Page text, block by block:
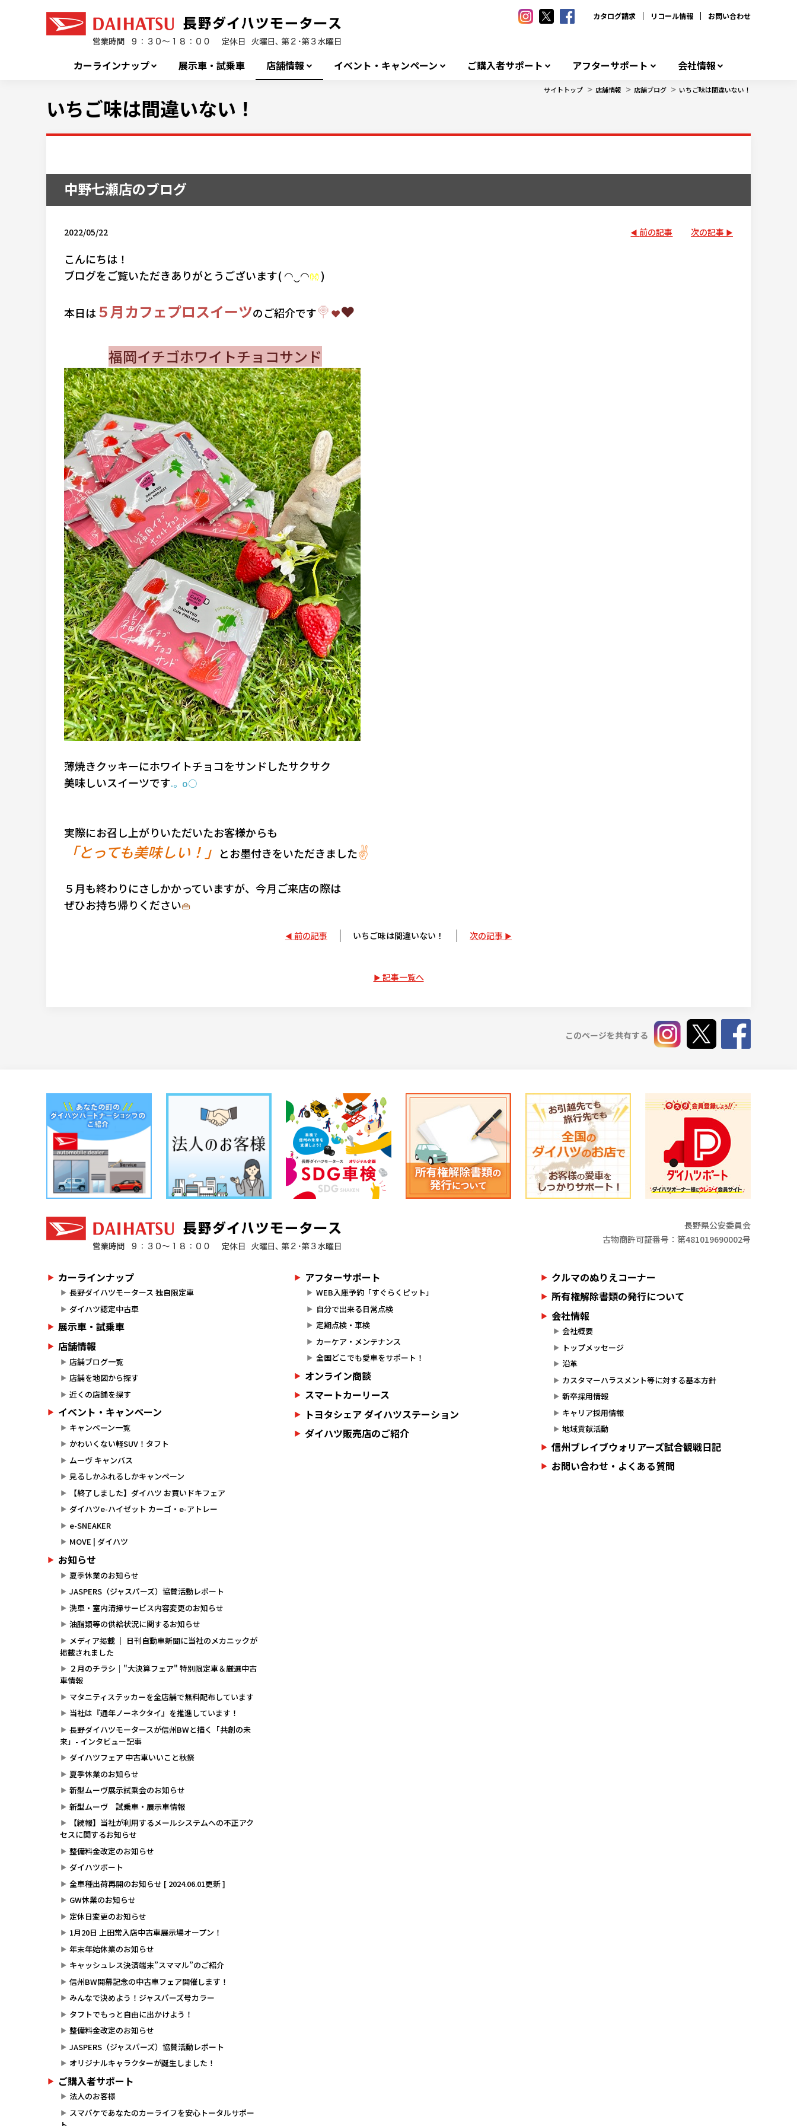
カタログ請求 リコール情報 お問い合わせ
カーラインナップ 展示車・試乗車 店舗情報 イベント・キャンペーン ご購入者サポート アフターサポート 会社情報
サイトトップ > 店舗情報 > 店舗ブログ > いちご味は間違いない！
いちご味は間違いない！
中野七瀬店のブログ
2022/05/22 前の記事 次の記事
こんにちは！
ブログをご覧いただきありがとうございます( ◠‿◠👐 )
本日は５月カフェプロスイーツのご紹介です🍭 ❤❤
福岡イチゴホワイトチョコサンド
薄焼きクッキーにホワイトチョコをサンドしたサクサク
美味しいスイーツです.。o○
実際にお召し上がりいただいたお客様からも
「とっても美味しい！」 とお墨付きをいただきました✌
５月も終わりにさしかかっていますが、今月ご来店の際は
ぜひお持ち帰りください👜
前の記事 いちご味は間違いない！ 次の記事
記事一覧へ
このページを共有する
長野県公安委員会
古物商許可証番号：第481019690002号
カーラインナップ
長野ダイハツモータース 独自限定車
ダイハツ認定中古車
展示車・試乗車
店舗情報
店舗ブログ一覧
店舗を地図から探す
近くの店舗を探す
イベント・キャンペーン
キャンペーン一覧
かわいくない軽SUV！タフト
ムーヴ キャンバス
見るしかふれるしかキャンペーン
【終了しました】ダイハツ お買いドキフェア
ダイハツe-ハイゼット カーゴ・e-アトレー
e-SNEAKER
MOVE | ダイハツ
お知らせ
夏季休業のお知らせ
JASPERS（ジャスパーズ）協賛活動レポート
洗車・室内清掃サービス内容変更のお知らせ
油脂類等の供給状況に関するお知らせ
メディア掲載 ｜ 日刊自動車新聞に当社のメカニックが
掲載されました
２月のチラシ｜"大決算フェア" 特別限定車＆厳選中古
車情報
マタニティステッカーを全店舗で無料配布しています
当社は『通年ノーネクタイ』を推進しています！
長野ダイハツモータースが信州BWと描く「共創の未
来」- インタビュー記事
ダイハツフェア 中古車いいこと秋祭
夏季休業のお知らせ
新型ムーヴ展示試乗会のお知らせ
新型ムーヴ 試乗車・展示車情報
【続報】当社が利用するメールシステムへの不正アク
セスに関するお知らせ
整備料金改定のお知らせ
ダイハツポート
全車種出荷再開のお知らせ [ 2024.06.01更新 ]
GW休業のお知らせ
定休日変更のお知らせ
1月20日 上田常入店中古車展示場オープン！
年末年始休業のお知らせ
キャッシュレス決済端末”スママル”のご紹介
信州BW開幕記念の中古車フェア開催します！
みんなで決めよう！ジャスパーズ号カラー
タフトでもっと自由に出かけよう！
整備料金改定のお知らせ
JASPERS（ジャスパーズ）協賛活動レポート
オリジナルキャラクターが誕生しました！
ご購入者サポート
法人のお客様
スマパケであなたのカーライフを安心トータルサポー
アフターサポート
WEB入庫予約「すぐらくピット」
自分で出来る日常点検
定期点検・車検
カーケア・メンテナンス
全国どこでも愛車をサポート！
オンライン商談
スマートカーリース
トヨタシェア ダイハツステーション
ダイハツ販売店のご紹介
クルマのぬりえコーナー
所有権解除書類の発行について
会社情報
会社概要
トップメッセージ
沿革
カスタマーハラスメント等に対する基本方針
新卒採用情報
キャリア採用情報
地域貢献活動
信州ブレイブウォリアーズ試合観戦日記
お問い合わせ・よくある質問